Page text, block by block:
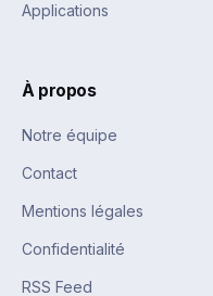
Applications
À propos
Notre équipe
Contact
Mentions légales
Confidentialité
RSS Feed